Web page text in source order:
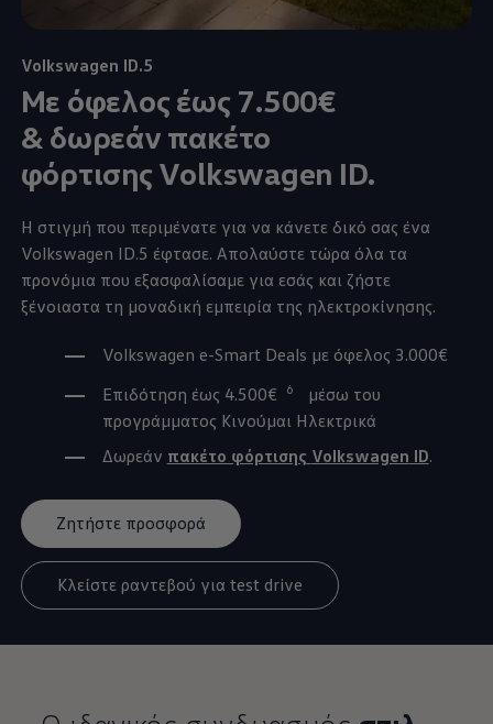
Volkswagen ID.5
Mε όφελος έως 7.500€
& δωρεάν πακέτο
φόρτισηςVolkswagen ID.
Η στιγμή που περιμένατε για να κάνετε δικό σας ένα
Volkswagen ID.5 έφτασε. Απολαύστε τώρα όλα τα
προνόμια που εξασφαλίσαμε για εσάς και ζήστε
ξένοιαστα τη μοναδική εμπειρία της ηλεκτροκίνησης.
Volkswagen e-Smart Deals με όφελος 3.000€
Επιδότηση έως 4.500€
6
μέσω του
προγράμματος Κινούμαι Ηλεκτρικά
Δωρεάν πακέτο φόρτισης Volkswagen ID.
Ζητήστε προσφορά
Κλείστε ραντεβού για test drive